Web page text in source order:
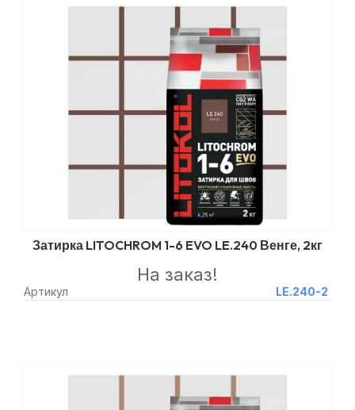
Затирка LITOCHROM 1-6 EVO LE.240 Венге, 2кг
Артикул LE.240-2
На заказ!